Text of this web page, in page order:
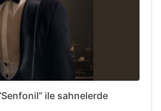
ile sahnelerde